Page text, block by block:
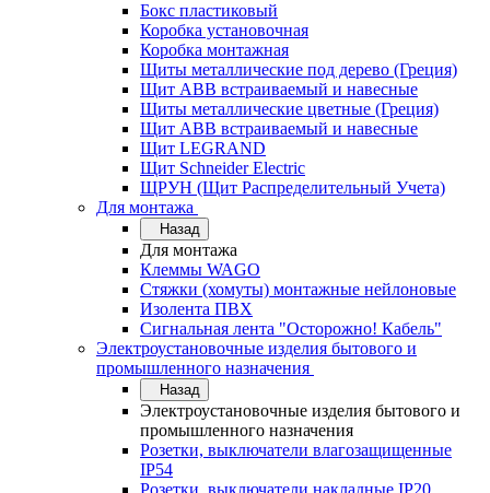
Бокс пластиковый
Коробка установочная
Коробка монтажная
Щиты металлические под дерево (Греция)
Щит ABB встраиваемый и навесные
Щиты металлические цветные (Греция)
Щит ABB встраиваемый и навесные
Щит LEGRAND
Щит Schneider Electric
ЩРУН (Щит Распределительный Учета)
Для монтажа
Назад
Для монтажа
Клеммы WAGO
Стяжки (хомуты) монтажные нейлоновые
Изолента ПВХ
Сигнальная лента "Осторожно! Кабель"
Электроустановочные изделия бытового и
промышленного назначения
Назад
Электроустановочные изделия бытового и
промышленного назначения
Розетки, выключатели влагозащищенные
IP54
Розетки, выключатели накладные IP20